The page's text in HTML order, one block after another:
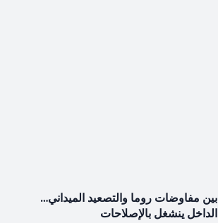
بين مفاوضات روما والتصعيد الميداني…
الداخل ينشغل بالإصلاحات